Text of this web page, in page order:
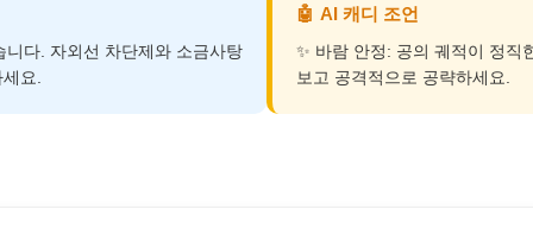
다. 자외선 차단제와 소금사탕
요.
🤖 AI 캐디 조언
✨ 바람 안정: 공의 궤적이 정직
보고 공격적으로 공략하세요.